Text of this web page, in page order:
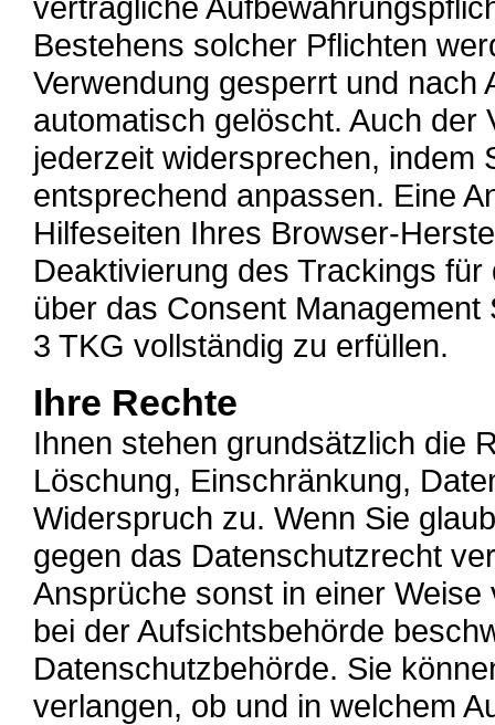
Bestehens solcher Pflichten
Verwendung gesperrt und nach
automatisch gelöscht. Auch der
jederzeit widersprechen, indem
entsprechend anpassen. Eine
Hilfeseiten Ihres Browser-
Deaktivierung des Trackings
über das Consent
3 TKG vollständig zu erfüllen.
Ihre Rechte
Ihnen stehen grundsätzlich die
Löschung, Einschränkung,
Widerspruch zu. Wenn Sie
gegen das Datenschutzrecht
Ansprüche sonst in einer
bei der Aufsichtsbehörde
Datenschutzbehörde. Sie
verlangen, ob und in welchem